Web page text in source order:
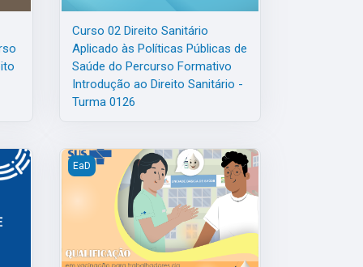
Curso 02 Direito Sanitário
Aplicado às Políticas Públicas de
Saúde do Percurso Formativo
Introdução ao Direito Sanitário -
Turma 0126
- Turma 0126
Qualificação em Vacinação para trabalhadores da
EaD